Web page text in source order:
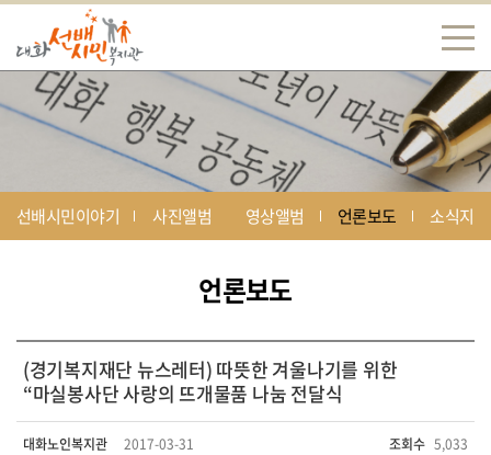
선배시민이야기 사진앨범 영상앨범 언론보도 소식지
언론보도
(경기복지재단 뉴스레터) 따뜻한 겨울나기를 위한
“마실봉사단 사랑의 뜨개물품 나눔 전달식
대화노인복지관 2017-03-31 조회수 5,033